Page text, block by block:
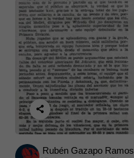
Posted
Rubén Gazapo Ramos